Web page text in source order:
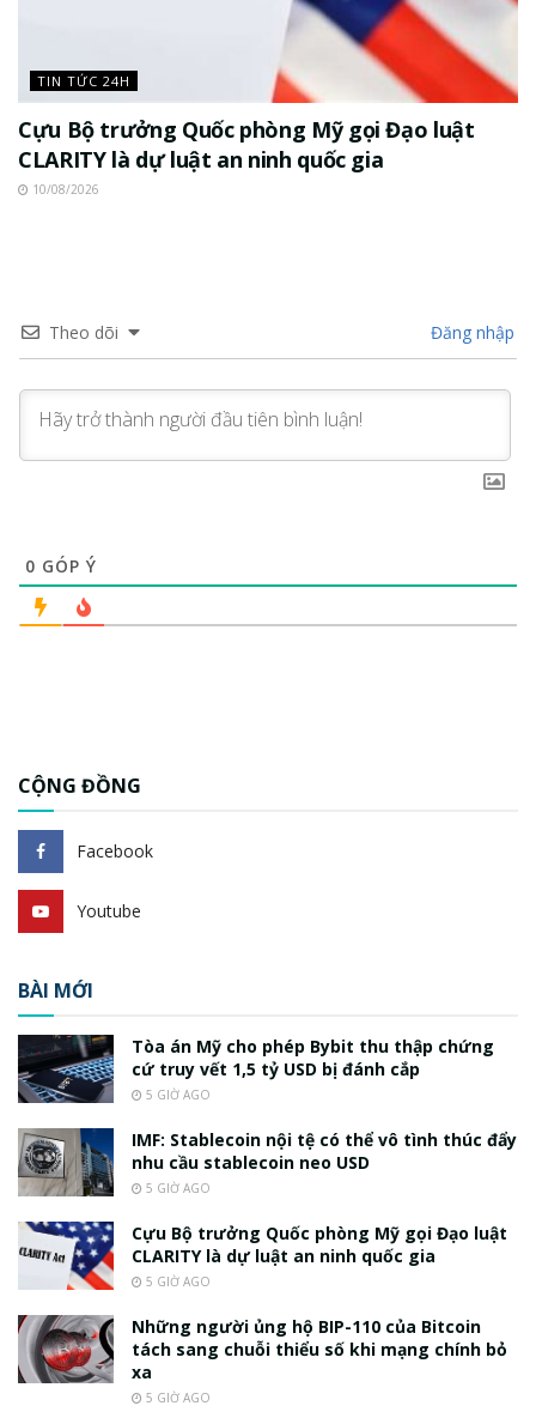
TIN TỨC 24H
Cựu Bộ trưởng Quốc phòng Mỹ gọi Đạo luật
CLARITY là dự luật an ninh quốc gia
10/08/2026
Theo dõi Đăng nhập
0 GÓP Ý
CỘNG ĐỒNG
Facebook
Youtube
BÀI MỚI
Tòa án Mỹ cho phép Bybit thu thập chứng
cứ truy vết 1,5 tỷ USD bị đánh cắp
5 GIỜ AGO
IMF: Stablecoin nội tệ có thể vô tình thúc đẩy
nhu cầu stablecoin neo USD
5 GIỜ AGO
Cựu Bộ trưởng Quốc phòng Mỹ gọi Đạo luật
CLARITY là dự luật an ninh quốc gia
5 GIỜ AGO
Những người ủng hộ BIP-110 của Bitcoin
tách sang chuỗi thiểu số khi mạng chính bỏ
xa
5 GIỜ AGO